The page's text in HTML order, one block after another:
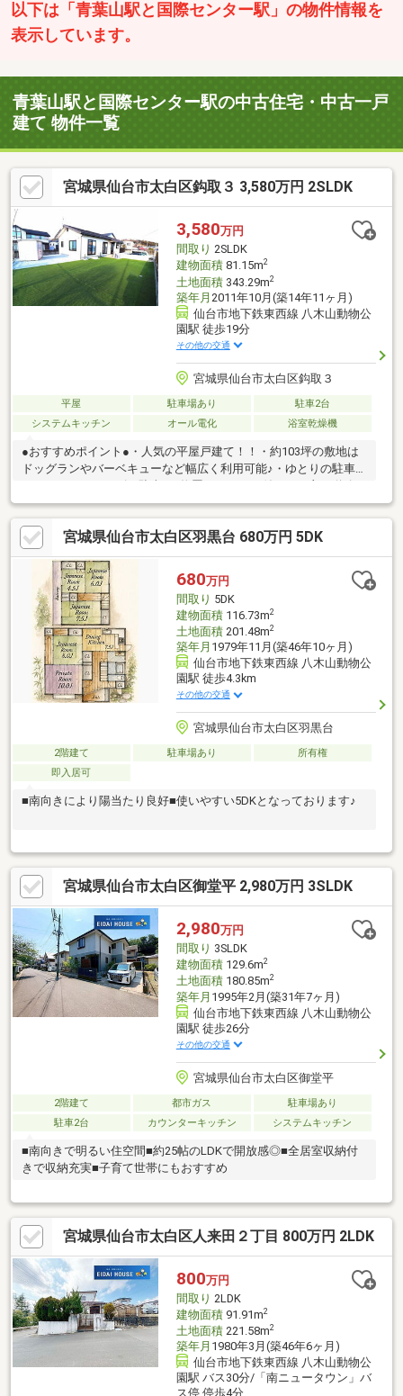
以下は「青葉山駅と国際センター駅」の物件情報を
表示しています。
青葉山駅と国際センター駅の中古住宅・中古一戸
建て 物件一覧
宮城県仙台市太白区鈎取３ 3,580万円 2SLDK
3,580万円
間取り 2SLDK
建物面積81.15m2
土地面積343.29m2
築年月 2011年10月(築14年11ヶ月)
仙台市地下鉄東西線 八木山動物公
園駅 徒歩19分
その他の交通
宮城県仙台市太白区鈎取３
平屋 駐車場あり
駐車2台
システムキッチン
オール電化 浴室乾燥機
●おすすめポイント●・人気の平屋戸建て！！・約103坪の敷地は
ドッグランやバーベキューなど幅広く利用可能♪・ゆとりの駐車場
のアクセスも楽々♪ぜひお気軽にお問合せください！！
◆◇◆◇◆◇◆◇◆◇◆◇◆◇◆◇◆◇◆◇◆◇◆◇◆◇◆
戸建てやマンションなどお探しの物件の紹介から住宅ローンのご
相談、住宅ローン等に関するお困り事などお客様の親身になりご
対応させて頂いております。当社だからこそできるサポートで、
お客様のお家探しや不動産のご売却を全力でお手伝い致します。
宮城県仙台市太白区羽黒台 680万円 5DK
680万円
間取り 5DK
建物面積116.73m2
土地面積201.48m2
築年月 1979年11月(築46年10ヶ月)
仙台市地下鉄東西線 八木山動物公
園駅 徒歩4.3km
その他の交通
宮城県仙台市太白区羽黒台
2階建て 駐車場あり
所有権
即入居可
■南向きにより陽当たり良好■使いやすい5DKとなっております♪
宮城県仙台市太白区御堂平 2,980万円 3SLDK
2,980万円
間取り 3SLDK
建物面積129.6m2
土地面積180.85m2
築年月 1995年2月(築31年7ヶ月)
仙台市地下鉄東西線 八木山動物公
園駅 徒歩26分
その他の交通
宮城県仙台市太白区御堂平
2階建て 都市ガス
駐車場あり
駐車2台
カウンターキッチン システムキッチン
■南向きで明るい住空間■約25帖のLDKで開放感◎■全居室収納付
きで収納充実■子育て世帯にもおすすめ
宮城県仙台市太白区人来田２丁目 800万円 2LDK
800万円
間取り 2LDK
建物面積91.91m2
土地面積221.58m2
築年月 1980年3月(築46年6ヶ月)
仙台市地下鉄東西線 八木山動物公
園駅 バス30分/「南ニュータウン」バ
ス停 停歩4分